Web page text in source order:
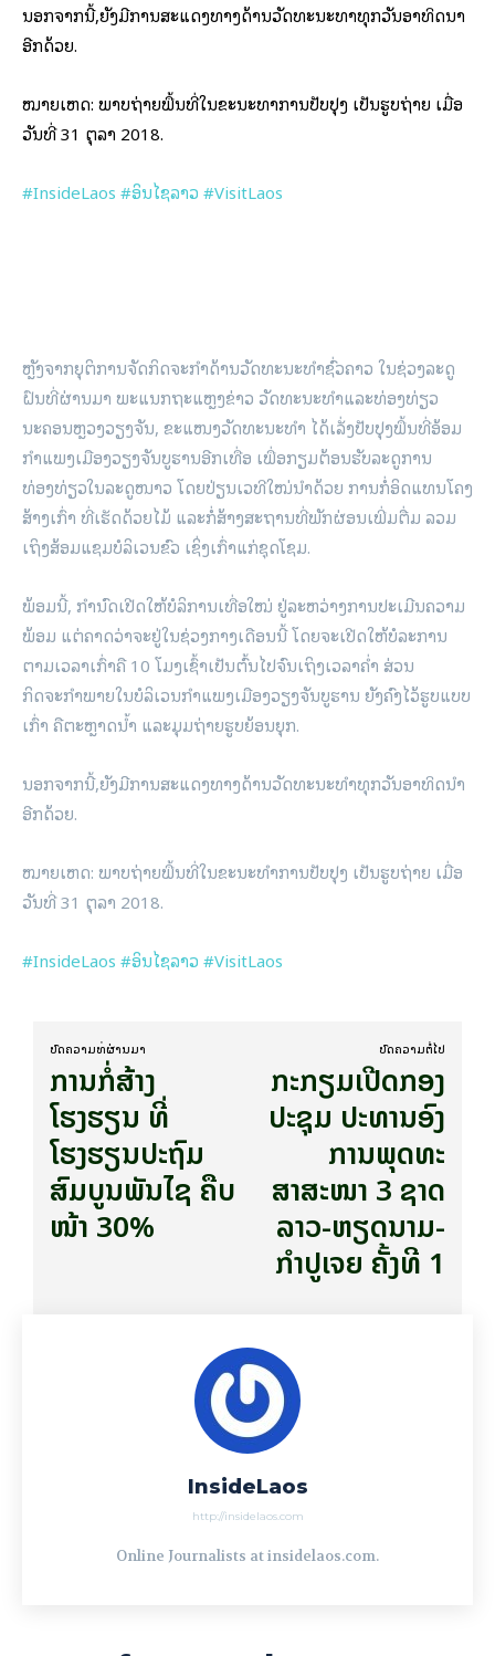
ນອກຈາກນີ້,ຍັງມີການສະແດງທາງດ້ານວັດທະນະທຳທຸກວັນອາທິດນຳ
ອີກດ້ວຍ.
ໝາຍເຫດ: ພາບຖ່າຍພື້ນທີ່ໃນຂະນະທຳການປັບປຸງ ເປັນຮູບຖ່າຍ ເມື່ອ
ວັນທີ່ 31 ຕຸລາ 2018.
#InsideLaos #ອິນໄຊລາວ #VisitLaos
ຫຼັງຈາກຍຸຕິການຈັດກິດຈະກຳດ້ານວັດທະນະທຳຊົ່ວຄາວ ໃນຊ່ວງລະດູ
ຝົນທີ່ຜ່ານມາ ພະແນກຖະແຫຼງຂ່າວ ວັດທະນະທຳແລະທ່ອງທ່ຽວ
ນະຄອນຫຼວງວຽງຈັນ, ຂະແໜງວັດທະນະທຳ ໄດ້ເລັ່ງປັບປຸງພື້ນທີ່ອ້ອມ
ກຳແພງເມືອງວຽງຈັນບູຮານອີກເທື່ອ ເພື່ອກຽມຕ້ອນຮັບລະດູການ
ທ່ອງທ່ຽວໃນລະດູໜາວ ໂດຍປ່ຽນເວທີໃໝ່ນຳດ້ວຍ ການກໍ່ອິດແທນໂຄງ
ສ້າງເກົ່າ ທີ່ເຮັດດ້ວຍໄມ້ ແລະກໍ່ສ້າງສະຖານທີ່ພັກຜ່ອນເພີ່ມຕື່ມ ລວມ
ເຖິງສ້ອມແຊມບໍລິເວນຂົວ ເຊິ່ງເກົ່າແກ່ຊຸດໂຊມ.
ພ້ອມນີ້, ກຳນົດເປີດໃຫ້ບໍລິການເທື່ອໃໝ່ ຢູ່ລະຫວ່າງການປະເມີນຄວາມ
ພ້ອມ ແຕ່ຄາດວ່າຈະຢູ່ໃນຊ່ວງກາງເດືອນນີ້ ໂດຍຈະເປີດໃຫ້ບໍລະການ
ຕາມເວລາເກົ່າຄື 10 ໂມງເຊົ້າເປັນຕົ້ນໄປຈົນເຖິງເວລາຄ່ຳ ສ່ວນ
ກິດຈະກຳພາຍໃນບໍລິເວນກຳແພງເມືອງວຽງຈັນບູຮານ ຍັງຄົງໄວ້ຮູບແບບ
ເກົ່າ ຄືຕະຫຼາດນ້ຳ ແລະມຸມຖ່າຍຮູບຍ້ອນຍຸກ.
ນອກຈາກນີ້,ຍັງມີການສະແດງທາງດ້ານວັດທະນະທຳທຸກວັນອາທິດນຳ
ອີກດ້ວຍ.
ໝາຍເຫດ: ພາບຖ່າຍພື້ນທີ່ໃນຂະນະທຳການປັບປຸງ ເປັນຮູບຖ່າຍ ເມື່ອ
ວັນທີ່ 31 ຕຸລາ 2018.
#InsideLaos #ອິນໄຊລາວ #VisitLaos
ບົດ​ຄວາມ​ທີ່​ຜ່ານ​ມາ
ການກໍ່ສ້າງ
ໂຮງຮຽນ ທີ່
ໂຮງຮຽນປະຖົມ
ສົມບູນພັນໄຊ ຄືບ
ໜ້າ 30%
ບົດ​ຄວາມ​ຕໍ່​ໄປ
ກະກຽມ​ເປີດກອງ
ປະຊຸມ ປະທານອົງ
ການພຸດທະ
ສາສະໜາ 3 ຊາດ
ລາວ-ຫຽດ​ນາມ-
ກຳ​ປູ​ເຈຍ ຄັ້ງທີ 1
InsideLaos
http://insidelaos.com
Online Journalists at insidelaos.com.